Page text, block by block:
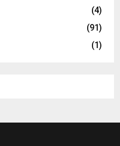
(4)
(91)
(1)